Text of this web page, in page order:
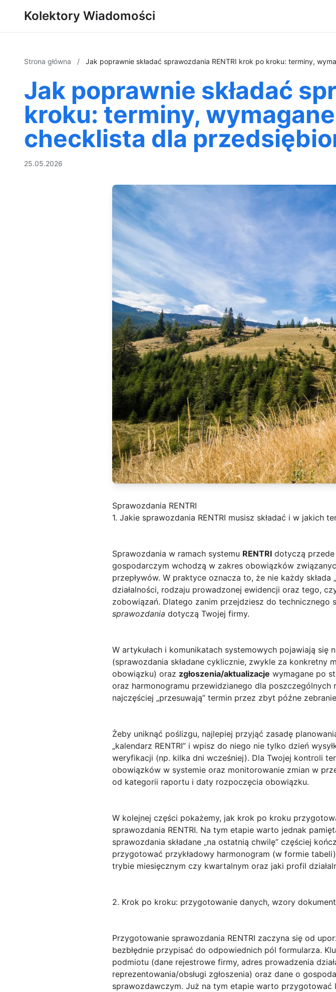
Kolektory Wiadomości
Strona główna / Jak poprawnie składać sprawozdania RENTRI krok po kroku: terminy,
Jak poprawnie składać
kroku: terminy,
checklista dla
25.05.2026
Sprawozdania RENTRI
1. Jakie sprawozdania RENTRI musisz składać i w
Sprawozdania w ramach systemu RENTRI dotyczą
gospodarczym wchodzą w zakres obowiązków
przepływów. W praktyce oznacza to, że nie każdy
działalności, rodzaju prowadzonej ewidencji oraz tego,
zobowiązań. Dlatego zanim przejdziesz do technicznego
sprawozdania dotyczą Twojej firmy.
W artykułach i komunikatach systemowych pojawiają się
(sprawozdania składane cyklicznie, zwykle za konkretny
obowiązku) oraz zgłoszenia/aktualizacje wymagane po
oraz harmonogramu przewidzianego dla
najczęściej „przesuwają” termin przez zbyt późne
Żeby uniknąć poślizgu, najlepiej przyjąć zasadę
„kalendarz RENTRI” i wpisz do niego nie tylko dzień
weryfikacji (np. kilka dni wcześniej). Dla Twojej kontroli
obowiązków w systemie oraz monitorowanie zmian w
od kategorii raportu i daty rozpoczęcia obowiązku.
W kolejnej części pokażemy, jak krok po kroku
sprawozdania RENTRI. Na tym etapie warto jednak
sprawozdania składane „na ostatnią chwilę” częściej
przygotować przykładowy harmonogram (w formie
trybie miesięcznym czy kwartalnym oraz jaki profil
2. Krok po kroku: przygotowanie danych, wzory
Przygotowanie sprawozdania RENTRI zaczyna się od
bezbłędnie przypisać do odpowiednich pól formularza.
podmiotu (dane rejestrowe firmy, adres prowadzenia
reprezentowania/obsługi zgłoszenia) oraz dane o
sprawozdawczym. Już na tym etapie warto przygotować